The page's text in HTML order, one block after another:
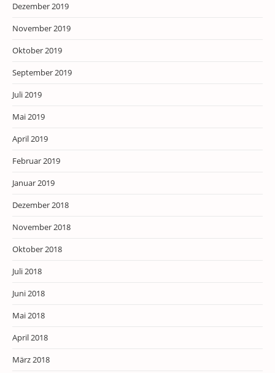
Dezember 2019
November 2019
Oktober 2019
September 2019
Juli 2019
Mai 2019
April 2019
Februar 2019
Januar 2019
Dezember 2018
November 2018
Oktober 2018
Juli 2018
Juni 2018
Mai 2018
April 2018
März 2018